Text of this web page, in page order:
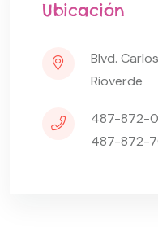
Ubicación
Blvd.
Rioverde
487-872-
487-872-